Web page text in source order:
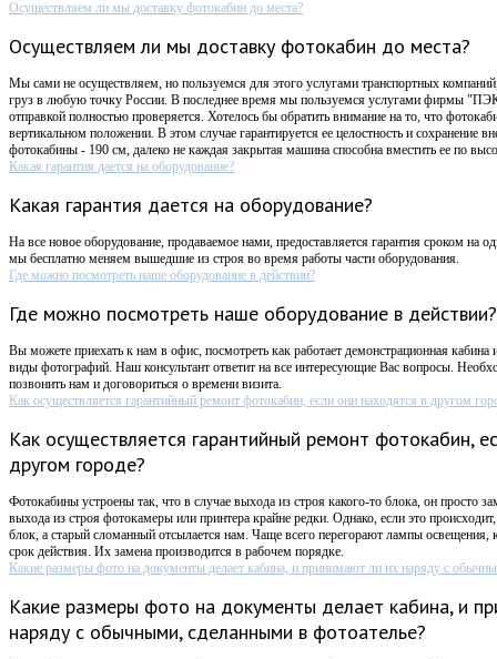
Осуществляем ли мы доставку фотокабин до места?
Осуществляем ли мы доставку фотокабин до места?
Мы сами не осуществляем, но пользуемся для этого услугами транспортных
груз в любую точку России. В последнее время мы пользуемся услугами фирмы
отправкой полностью проверяется. Хотелось бы обратить внимание на то, что
вертикальном положении. В этом случае гарантируется ее целостность и сохранение
фотокабины - 190 см, далеко не каждая закрытая машина способна вместить ее по
Какая гарантия дается на оборудование?
Какая гарантия дается на оборудование?
На все новое оборудование, продаваемое нами, предоставляется гарантия сроком на
мы бесплатно меняем вышедшие из строя во время работы части оборудования.
Где можно посмотреть наше оборудование в действии?
Где можно посмотреть наше оборудование в действии?
Вы можете приехать к нам в офис, посмотреть как работает демонстрационная кабина
виды фотографий. Наш консультант ответит на все интересующие Вас вопросы.
позвонить нам и договориться о времени визита.
Как осуществляется гарантийный ремонт фотокабин, если они находятся в другом
Как осуществляется гарантийный ремонт фотокабин,
другом городе?
Фотокабины устроены так, что в случае выхода из строя какого-то блока, он просто
выхода из строя фотокамеры или принтера крайне редки. Однако, если это
блок, а старый сломанный отсылается нам. Чаще всего перегорают лампы освещения,
срок действия. Их замена производится в рабочем порядке.
Какие размеры фото на документы делает кабина, и принимают ли их наряду с
Какие размеры фото на документы делает кабина, и
наряду с обычными, сделанными в фотоателье?